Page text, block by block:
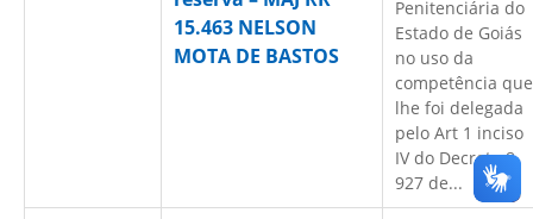
15.463 NELSON
MOTA DE BASTOS
Penitenciária do
Estado de Goiás
no uso da
competência que
lhe foi delegada
pelo Art 1 inciso
IV do Decreto 8
927 de...